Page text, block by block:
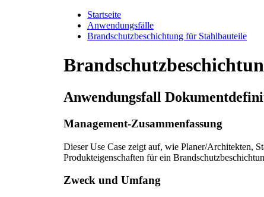
Startseite
Anwendungsfälle
Brandschutzbeschichtung für Stahlbauteile
Anwendungsfall
Management-Zusammenfassung
Dieser Use Case zeigt auf, wie Planer/Architekten,
Produkteigenschaften für ein
Zweck und Umfang